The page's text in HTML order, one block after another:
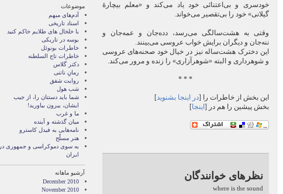
خودسری و بی‌اعتنائی خود یاد می‌کند و «معلم بیچارۀ
گیلانی» خود را بی‌تقصیر می‌خواند.
وقتی به هشت‌سالگی می‌رسد، دده‌جان و عمه‌جان و
ننه‌جان و دیگران برایش خواب عروسی می‌بینند.
این دخترک هشت‌ساله نیز در خیال خود صحنه‌های عروسی
و شوهرداری و البته «شوهرآزاری» را زنده و مرور می‌کند.
* * *
این بخش از خاطرات را [در اینجا بشنوید]
بخش پیشین را هم در [ اینجا]
نظرهای خوانندگان
where is the sound
موضوعات
آدم‌های مبهم
اسناد تاریخی
با خلخال های طلایم خاکم کنید
بوسه در تاریکی
خاطرات بونوئل
خاطرات تاج السلطنه
دکتر گلاس
رمانِ ناتنی
روایت شفق
شب هول
شما بايد دستتان را، از جيب
ايشان، بيرون بياوريد!
ما و غرب
میان گذشته و آینده
نامه‌هایی به فیدل کاسترو
هنر مسلّح
‌به سوی دموکراسی و جمهوری در
ایران
آرشیو ماهانه
December 2010
November 2010